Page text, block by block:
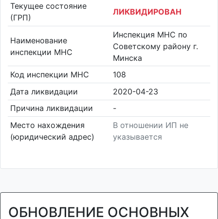
Текущее состояние
(ГРП)
ЛИКВИДИРОВАН
Наименование
инспекции МНС
Инспекция МНС по
Советскому району г.
Минска
Код инспекции МНС
108
Дата ликвидации
2020-04-23
Причина ликвидации
-
Место нахождения
(юридический адрес)
В отношении ИП не
указывается
ОБНОВЛЕНИЕ ОСНОВНЫХ